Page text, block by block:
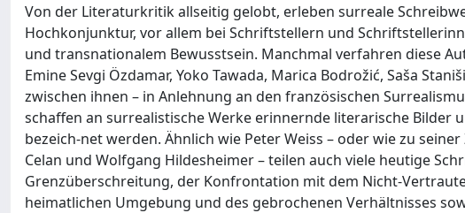
Von der Literaturkritik allseitig gelobt, erleben surreale
Hochkonjunktur, vor allem bei Schriftstellern und
und transnationalem Bewusstsein. Manchmal verfahren diese
Emine Sevgi Özdamar, Yoko Tawada, Marica Bodrožić, Saša
zwischen ihnen – in Anlehnung an den französischen
schaffen an surrealistische Werke erinnernde literarische Bilder
bezeich-net werden. Ähnlich wie Peter Weiss – oder wie zu
Celan und Wolfgang Hildesheimer – teilen auch viele heutige
Grenzüberschreitung, der Konfrontation mit dem Nicht-
heimatlichen Umgebung und des gebrochenen Verhältnisses